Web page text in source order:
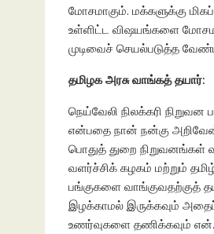
மோசமாகும். மக்களுக்கு
உள்ளிட்ட விஷயங்களை
முடிவைச் செயல்படுத்த
தமிழக அரசு வாங்கத் தயார்:
நெய்வேலி நிலக்கரி
என்பதை நான் நன்கு
பொதுத் துறை நிறுவனங்கள்
வளர்ச்சிக் கழகம் மற்றும்
பங்குகளை வாங்குவதற்குத்
இழக்காமல் இருக்கவும்
உணர்வுகளை தணிக்கவும்